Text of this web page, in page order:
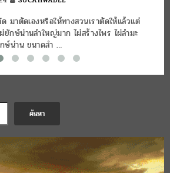
มาตัดเองหรือให้ทางสวนเราตัดให้แล้วแต่
ยักษ์น่านลำใหญ่มาก ไผ่สร้างไพร ไผ่ลำมะ
ษ์น่าน ขนาดลำ …
ค้นหา